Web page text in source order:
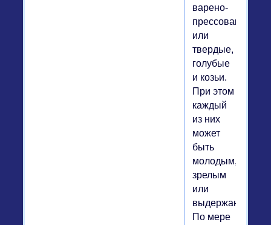
варено-
прессованые
или
твердые,
голубые
и козьи.
При этом
каждый
из них
может
быть
молодым,
зрелым
или
выдержанным.
По мере